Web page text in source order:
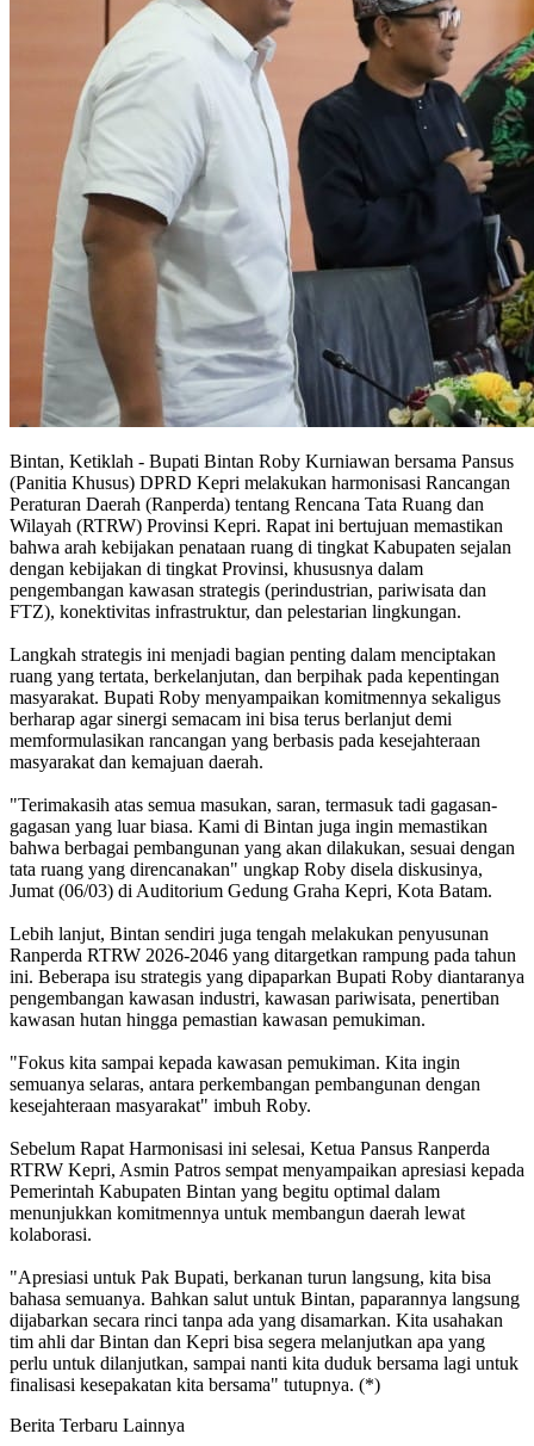
Bintan, Ketiklah - Bupati Bintan Roby Kurniawan bersama Pansus
(Panitia Khusus) DPRD Kepri melakukan harmonisasi Rancangan
Peraturan Daerah (Ranperda) tentang Rencana Tata Ruang dan
Wilayah (RTRW) Provinsi Kepri. Rapat ini bertujuan memastikan
bahwa arah kebijakan penataan ruang di tingkat Kabupaten sejalan
dengan kebijakan di tingkat Provinsi, khususnya dalam
pengembangan kawasan strategis (perindustrian, pariwisata dan
FTZ), konektivitas infrastruktur, dan pelestarian lingkungan.
Langkah strategis ini menjadi bagian penting dalam menciptakan
ruang yang tertata, berkelanjutan, dan berpihak pada kepentingan
masyarakat. Bupati Roby menyampaikan komitmennya sekaligus
berharap agar sinergi semacam ini bisa terus berlanjut demi
memformulasikan rancangan yang berbasis pada kesejahteraan
masyarakat dan kemajuan daerah.
"Terimakasih atas semua masukan, saran, termasuk tadi gagasan-
gagasan yang luar biasa. Kami di Bintan juga ingin memastikan
bahwa berbagai pembangunan yang akan dilakukan, sesuai dengan
tata ruang yang direncanakan" ungkap Roby disela diskusinya,
Jumat (06/03) di Auditorium Gedung Graha Kepri, Kota Batam.
Lebih lanjut, Bintan sendiri juga tengah melakukan penyusunan
Ranperda RTRW 2026-2046 yang ditargetkan rampung pada tahun
ini. Beberapa isu strategis yang dipaparkan Bupati Roby diantaranya
pengembangan kawasan industri, kawasan pariwisata, penertiban
kawasan hutan hingga pemastian kawasan pemukiman.
"Fokus kita sampai kepada kawasan pemukiman. Kita ingin
semuanya selaras, antara perkembangan pembangunan dengan
kesejahteraan masyarakat" imbuh Roby.
Sebelum Rapat Harmonisasi ini selesai, Ketua Pansus Ranperda
RTRW Kepri, Asmin Patros sempat menyampaikan apresiasi kepada
Pemerintah Kabupaten Bintan yang begitu optimal dalam
menunjukkan komitmennya untuk membangun daerah lewat
kolaborasi.
"Apresiasi untuk Pak Bupati, berkanan turun langsung, kita bisa
bahasa semuanya. Bahkan salut untuk Bintan, paparannya langsung
dijabarkan secara rinci tanpa ada yang disamarkan. Kita usahakan
tim ahli dar Bintan dan Kepri bisa segera melanjutkan apa yang
perlu untuk dilanjutkan, sampai nanti kita duduk bersama lagi untuk
finalisasi kesepakatan kita bersama" tutupnya. (*)
Berita Terbaru Lainnya